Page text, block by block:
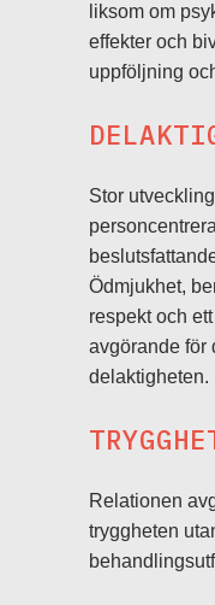
liksom om
effekter och
uppföljning
Stor
Ödmjukhet,
respekt och
avgörande för
delaktigheten.
Relationen
tryggheten